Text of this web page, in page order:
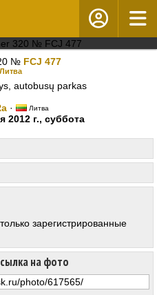
№ FCJ 477
Литва
autobusų parkas
· Литва
2012 г., суббота
на фото
зарегистрированные